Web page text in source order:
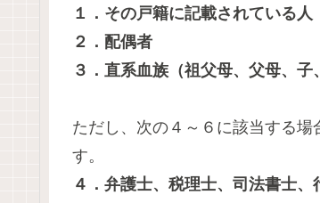
１．その戸籍に記載されている人
２．配偶者
３．直系血族（祖父母、父母、子
ただし、次の４～６に該当する
す。
４．弁護士、税理士、司法書士